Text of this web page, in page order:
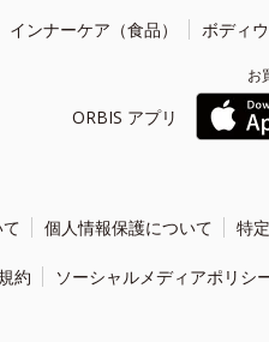
インナーケア（食品） ボディ
ORBIS アプリ
お
個人情報保護について 特
約 ソーシャルメディアポリシ